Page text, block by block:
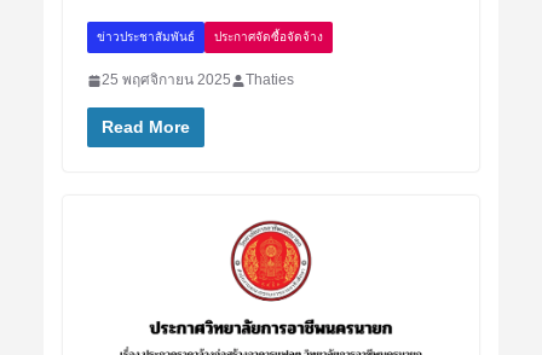
ข่าวประชาสัมพันธ์ ประกาศจัดซื้อจัดจ้าง
25 พฤศจิกายน 2025 Thaties
Read More